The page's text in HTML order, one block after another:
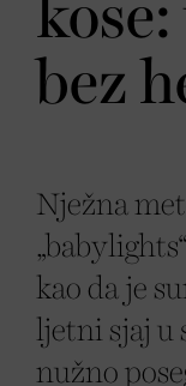
bez
Nježna
kao da je
ljetni sjaj u
nužno